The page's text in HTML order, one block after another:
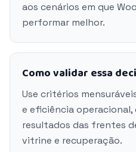
aos cenários em que
performar melhor.
Como validar essa
Use critérios
e eficiência operacional,
resultados das frentes
vitrine e recuperação.